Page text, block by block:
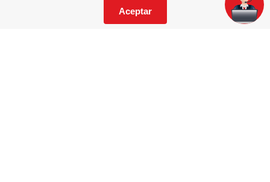
Aceptar